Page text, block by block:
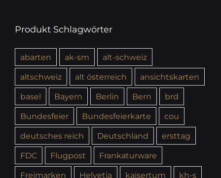
Produkt Schlagwörter
abarten ak-sm
alt-schweiz
altschweiz
alt österreich
ansichtskarten
basel
Bayern Berlin Bern
brd
Bundesfeier
Bundesfeierkarte
cou
deutsches reich
Deutschland
ersttag
FDC
Flugpost
Frankaturware
Freimarken
Helvetia kaisertum
kh-s